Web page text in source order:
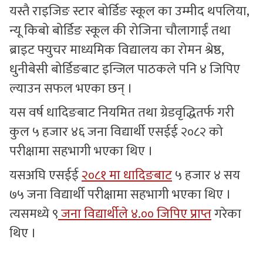
यस्तै राइजिङ स्टार बोर्डिङ स्कूल का उम्मीद थपलिया,
न्यू किबो बोर्डिङ स्कूल की रोजिना चौलागाईं तथा
ब्राइट फ्युचर माध्यमिक विद्यालय का रोमन श्रेष्ठ,
धुनीबेसी बोर्डिङबाट इन्जिल पाठकले पनि ४ जिपिए
ल्याउन सफल भएका छन् ।
यस वर्ष धादिङबाट नियमित तथा ग्रेडवृद्धितर्फ गरी
कुल ५ हजार ४६ जना विद्यार्थी एसईई २०८२ को
परीक्षामा सहभागी भएका थिए ।
यसअघि एसईई२०८१ मा धादिङबाट५ हजार ४ सय
७५ जना विद्यार्थी परीक्षामा सहभागी भएका थिए ।
त्यसमध्ये ९जना विद्यार्थीले ४.०० जिपिए प्राप्तगरेका
थिए ।